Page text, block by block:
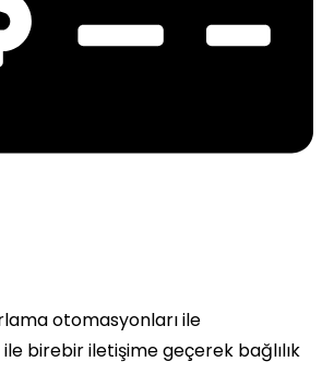
otomasyonları ile
birebir iletişime geçerek bağlılık